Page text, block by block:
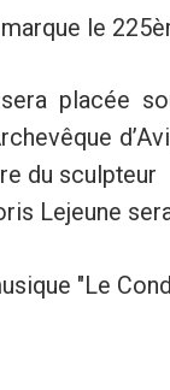
le
placée
du sculpteur
Lejeune
"Le